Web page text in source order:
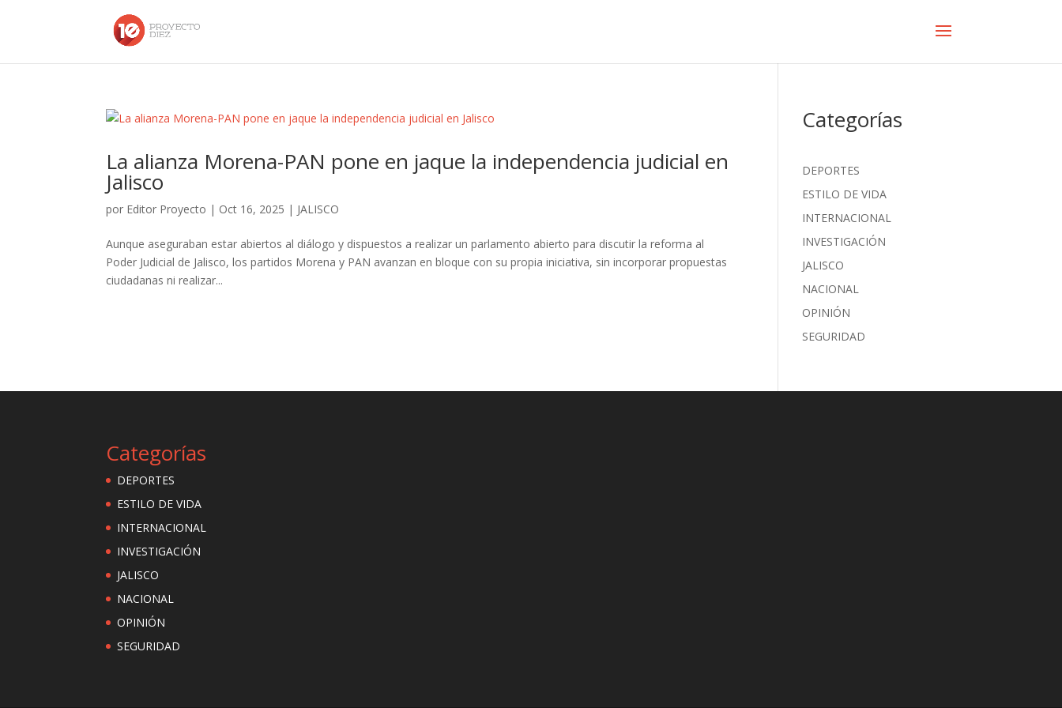
La alianza Morena-PAN pone en jaque la independencia judicial en
Jalisco
por Editor Proyecto | Oct 16, 2025 | JALISCO
Aunque aseguraban estar abiertos al diálogo y dispuestos a realizar un parlamento abierto para discutir la reforma al
Poder Judicial de Jalisco, los partidos Morena y PAN avanzan en bloque con su propia iniciativa, sin incorporar propuestas
ciudadanas ni realizar...
Categorías
DEPORTES
ESTILO DE VIDA
INTERNACIONAL
INVESTIGACIÓN
JALISCO
NACIONAL
OPINIÓN
SEGURIDAD
Categorías
DEPORTES
ESTILO DE VIDA
INTERNACIONAL
INVESTIGACIÓN
JALISCO
NACIONAL
OPINIÓN
SEGURIDAD